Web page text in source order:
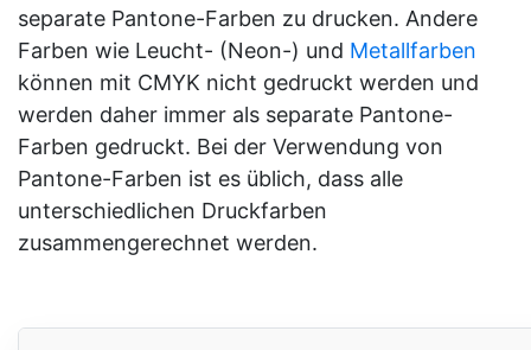
separate Pantone-Farben zu drucken. Andere
Farben wie Leucht- (Neon-) und Metallfarben
können mit CMYK nicht gedruckt werden und
werden daher immer als separate Pantone-
Farben gedruckt. Bei der Verwendung von
Pantone-Farben ist es üblich, dass alle
unterschiedlichen Druckfarben
zusammengerechnet werden.